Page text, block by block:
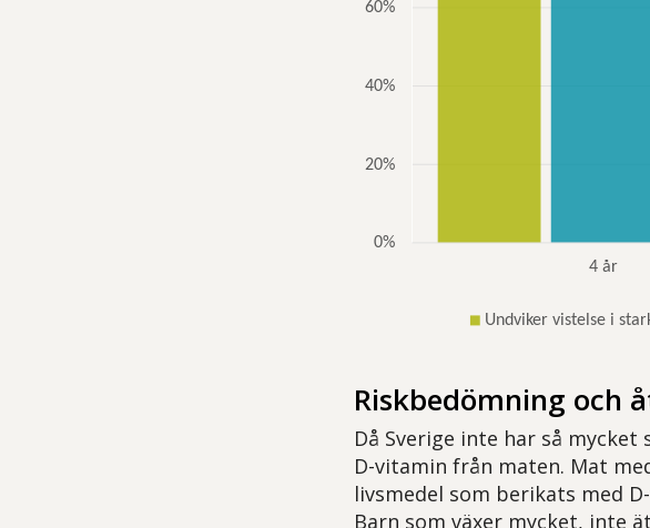
Riskbedömning och
Då Sverige inte har så
D-vitamin från maten. Mat
livsmedel som berikats med
Barn som växer mycket, inte